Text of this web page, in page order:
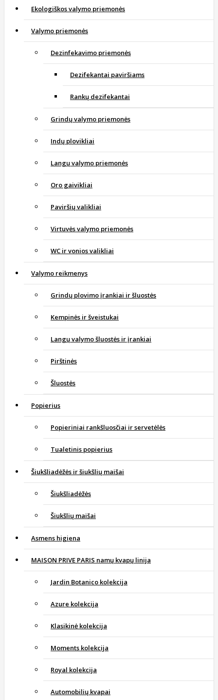
Ekologiškos valymo priemonės
Valymo priemonės
Dezinfekavimo priemonės
Dezifekantai paviršiams
Rankų dezifekantai
Grindų valymo priemonės
Indų plovikliai
Langų valymo priemonės
Oro gaivikliai
Paviršių valikliai
Virtuvės valymo priemonės
WC ir vonios valikliai
Valymo reikmenys
Grindų plovimo įrankiai ir šluostės
Kempinės ir šveistukai
Langų valymo šluostės ir įrankiai
Pirštinės
Šluostės
Popierius
Popieriniai rankšluosčiai ir servetėlės
Tualetinis popierius
Šiukšliadėžės ir šiukšlių maišai
Šiukšliadėžės
Šiukšlių maišai
Asmens higiena
MAISON PRIVE PARIS namų kvapų linija
Jardin Botanico kolekcija
Azure kolekcija
Klasikinė kolekcija
Moments kolekcija
Royal kolekcija
Automobilių kvapai